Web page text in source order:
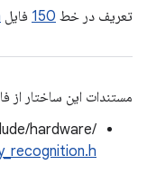
تعریف در خط 150 فایل
مستندات این ساختار از
hardware/